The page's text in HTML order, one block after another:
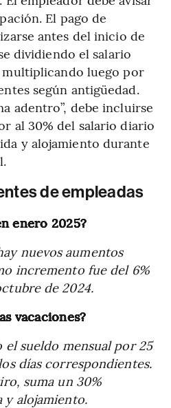
El pago de
antes del inicio de
dividiendo el salario
multiplicando luego por
según antigüedad.
adentro”, debe incluirse
al 30% del salario diario
y alojamiento durante
de empleadas
enero 2025?
nuevos aumentos
incremento fue del 6%
de 2024.
vacaciones?
el sueldo mensual por 25
días correspondientes.
suma un 30%
y alojamiento.